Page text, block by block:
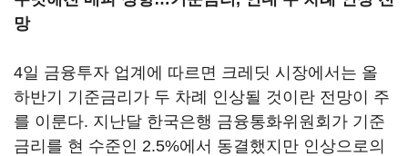
망
4일 금융투자 업계에 따르면 크레딧 시장에서는 올
하반기 기준금리가 두 차례 인상될 것이란 전망이 주
를 이룬다. 지난달 한국은행 금융통화위원회가 기준
금리를 현 수준인 2.5%에서 동결했지만 인상으로의